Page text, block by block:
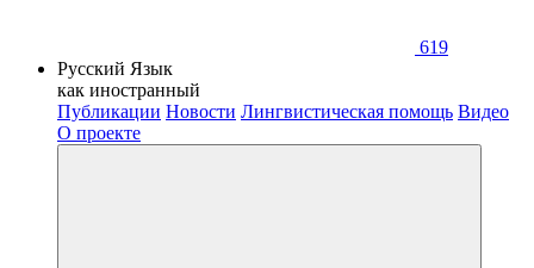
619
Русский Язык
как иностранный
Публикации Новости Лингвистическая помощь Видео
О проекте